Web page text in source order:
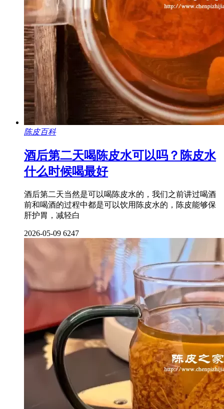
陈皮百科
酒后第二天喝陈皮水可以吗？陈皮水
什么时候喝最好
酒后第二天当然是可以喝陈皮水的，我们之前讲过喝酒
前和喝酒的过程中都是可以饮用陈皮水的，陈皮能够保
肝护胃，减轻白
2026-05-09 6247